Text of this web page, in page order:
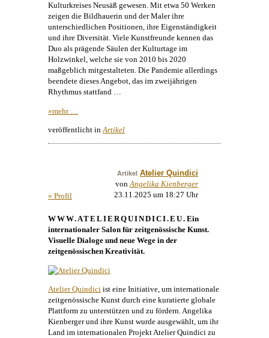
Kulturkreises Neusäß gewesen. Mit etwa 50 Werken
zeigen die Bildhauerin und der Maler ihre
unterschiedlichen Positionen, ihre Eigenständigkeit
und ihre Diversität. Viele Kunstfreunde kennen das
Duo als prägende Säulen der Kulturtage im
Holzwinkel, welche sie von 2010 bis 2020
maßgeblich mitgestalteten. Die Pandemie allerdings
beendete dieses Angebot, das im zweijährigen
Rhythmus stattfand …
»mehr …
veröffentlicht inArtikel
Artikel Atelier Quindici
vonAngelika Kienberger
» Profil
23.11.2025 um 18:27 Uhr
WWW.ATELIERQUINDICI.EU. Ein
internationaler Salon für zeitgenössische Kunst.
Visuelle Dialoge und neue Wege in der
zeitgenössischen Kreativität.
Atelier Quindici ist eine Initiative, um internationale
zeitgenössische Kunst durch eine kuratierte globale
Plattform zu unterstützen und zu fördern.Angelika
Kienbergerund ihre Kunst wurde ausgewählt, um ihr
Land im internationalen Projekt Atelier Quindici zu